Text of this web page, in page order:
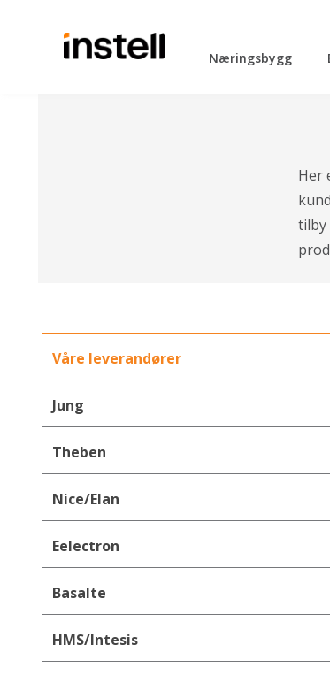
Næringsbygg
Her
tilby
Våre leverandører
Jung
Theben
Nice/Elan
Eelectron
Basalte
HMS/Intesis